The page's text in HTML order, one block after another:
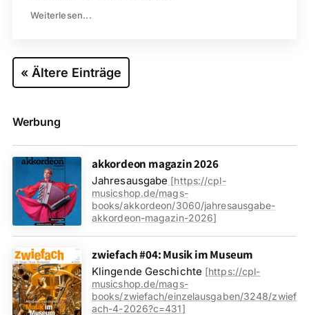
Weiterlesen...
« Ältere Einträge
Werbung
akkordeon magazin 2026
Jahresausgabe [https://cpl-
musicshop.de/mags-
books/akkordeon/3060/jahresausgabe-
akkordeon-magazin-2026]
zwiefach #04: Musik im Museum
Klingende Geschichte [https://cpl-
musicshop.de/mags-
books/zwiefach/einzelausgaben/3248/zwief
ach-4-2026?c=431]